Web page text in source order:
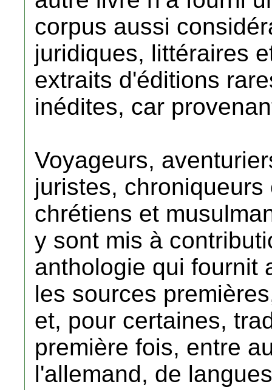
corpus aussi
juridiques, littéraires
extraits d'éditions
inédites, car
Voyageurs,
juristes,
chrétiens et
y sont mis à
anthologie qui fournit
les sources
et, pour certaines,
première fois, entre
l'allemand, de langues